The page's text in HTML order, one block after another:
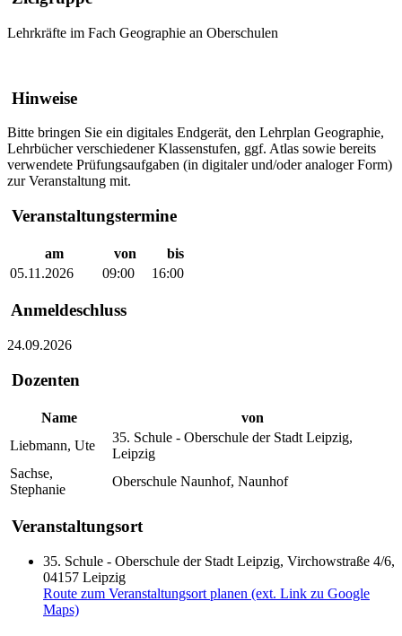
Lehrkräfte im Fach Geographie an Oberschulen
Hinweise
Bitte bringen Sie ein digitales Endgerät, den Lehrplan Geographie,
Lehrbücher verschiedener Klassenstufen, ggf. Atlas sowie bereits
verwendete Prüfungsaufgaben (in digitaler und/oder analoger Form)
zur Veranstaltung mit.
Veranstaltungstermine
am von
bis
05.11.2026
09:00 16:00
Anmeldeschluss
24.09.2026
Dozenten
Name
von
Liebmann, Ute
35. Schule - Oberschule der Stadt Leipzig,
Leipzig
Sachse,
Stephanie
Oberschule Naunhof, Naunhof
Veranstaltungsort
35. Schule - Oberschule der Stadt Leipzig, Virchowstraße 4/6,
04157 Leipzig
Route zum Veranstaltungsort planen (ext. Link zu Google
Maps)